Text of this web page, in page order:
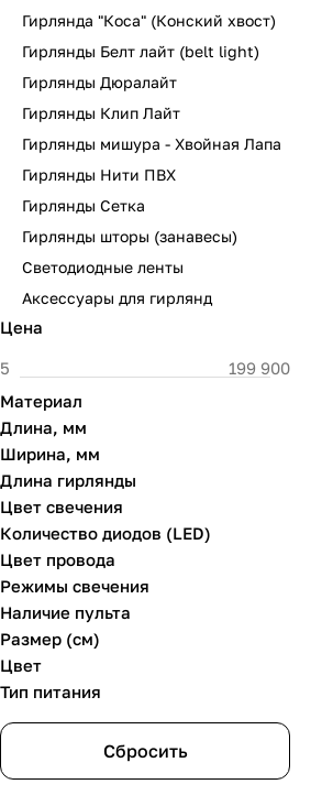
Гирлянда "Коса" (Конский хвост)
Гирлянды Белт лайт (belt light)
Гирлянды Дюралайт
Гирлянды Клип Лайт
Гирлянды мишура - Хвойная Лапа
Гирлянды Нити ПВХ
Гирлянды Сетка
Гирлянды шторы (занавесы)
Светодиодные ленты
Аксессуары для гирлянд
Цена
Материал
Длина, мм
Ширина, мм
Длина гирлянды
Цвет свечения
Количество диодов (LED)
Цвет провода
Режимы свечения
Наличие пульта
Размер (см)
Цвет
Тип питания
Сбросить